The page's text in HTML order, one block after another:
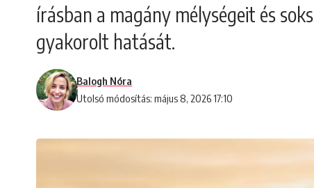
írásban a magány mélységeit és
gyakorolt hatását.
Utolsó módosítás: május 8, 2026 17:10
Balogh Nóra